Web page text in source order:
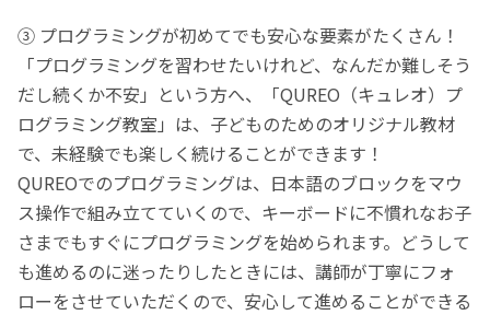
③ プログラミングが初めてでも安心な要素がたくさん！
「プログラミングを習わせたいけれど、なんだか難しそう
だし続くか不安」という方へ、「QUREO（キュレオ）プ
ログラミング教室」は、子どものためのオリジナル教材
で、未経験でも楽しく続けることができます！
QUREOでのプログラミングは、日本語のブロックをマウ
ス操作で組み立てていくので、キーボードに不慣れなお子
さまでもすぐにプログラミングを始められます。どうして
も進めるのに迷ったりしたときには、講師が丁寧にフォ
ローをさせていただくので、安心して進めることができる